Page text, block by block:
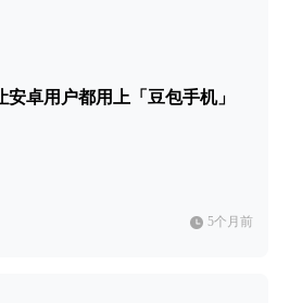
卓用户都用上「豆包手机」
5个月前